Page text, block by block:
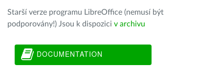
Starší verze programu LibreOffice (nemusí být
podporovány!) Jsou k dispozici v archivu
DOCUMENTATION